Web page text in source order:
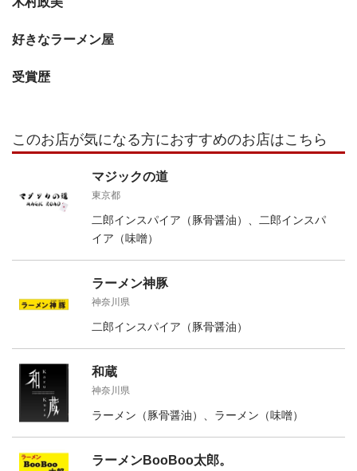
好きなラーメン屋
受賞歴
このお店が気になる方におすすめのお店はこちら
マジックの道
東京都
二郎インスパイア（豚骨醤油）、二郎インスパ
イア（味噌）
ラーメン神豚
神奈川県
二郎インスパイア（豚骨醤油）
和蔵
神奈川県
ラーメン（豚骨醤油）、ラーメン（味噌）
ラーメンBooBoo太郎。